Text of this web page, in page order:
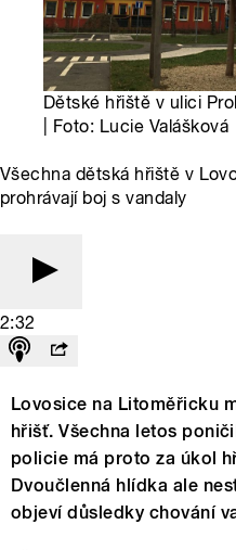
Dětské hřiště v ulici
| Foto: Lucie Valášková
Všechna dětská hřiště v
prohrávají boj s vandaly
2:32
Lovosice na Litoměřicku
hřišť. Všechna letos
policie má proto za úkol
Dvoučlenná hlídka ale
objeví důsledky chování